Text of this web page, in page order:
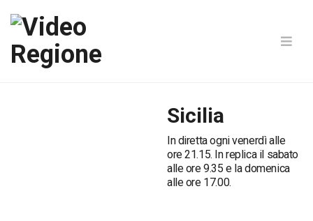
Sicilia
In diretta ogni venerdì alle
ore 21.15. In replica il sabato
alle ore 9.35 e la domenica
alle ore 17.00.